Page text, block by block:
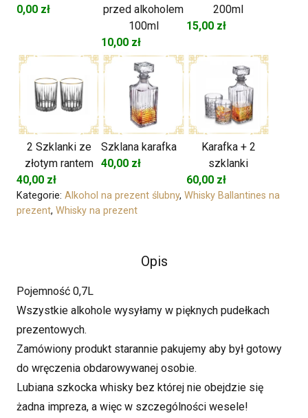
0,00 zł
przed alkoholem
100ml
10,00 zł
200ml
15,00 zł
2 Szklanki ze
złotym rantem
40,00 zł
Szklana karafka
40,00 zł
Karafka + 2
szklanki
60,00 zł
Kategorie: Alkohol na prezent ślubny, Whisky Ballantines na
prezent, Whisky na prezent
Opis
Pojemność 0,7L
Wszystkie alkohole wysyłamy w pięknych pudełkach
prezentowych.
Zamówiony produkt starannie pakujemy aby był gotowy
do wręczenia obdarowywanej osobie.
Lubiana szkocka whisky bez której nie obejdzie się
żadna impreza, a więc w szczególności wesele!